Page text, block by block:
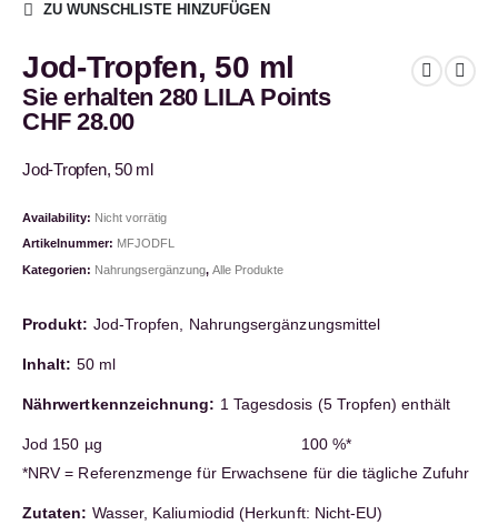
ZU WUNSCHLISTE HINZUFÜGEN
Jod-Tropfen, 50 ml
Sie erhalten 280 LILA Points
CHF28.00
Jod-Tropfen, 50 ml
Availability: Nicht vorrätig
Artikelnummer: MFJODFL
Kategorien: Nahrungsergänzung, Alle Produkte
Produkt: Jod-Tropfen, Nahrungsergänzungsmittel
Inhalt: 50 ml
Nährwertkennzeichnung: 1 Tagesdosis (5 Tropfen) enthält
Jod 150 µg 100 %*
*NRV = Referenzmenge für Erwachsene für die tägliche Zufuhr
Zutaten: Wasser, Kaliumiodid (Herkunft: Nicht-EU)